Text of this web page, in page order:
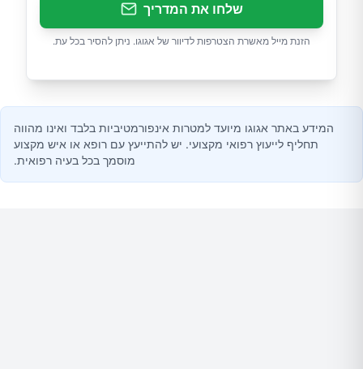
שלחו את המדריך
הזנת מייל מאשרת הצטרפות לדיוור של אגוגו. ניתן להסיר בכל עת.
המידע באתר אגוגו מיועד למטרות אינפורמטיביות בלבד ואינו מהווה
תחליף לייעוץ רפואי מקצועי. יש להתייעץ עם רופא או איש מקצוע
מוסמך בכל בעיה רפואית.